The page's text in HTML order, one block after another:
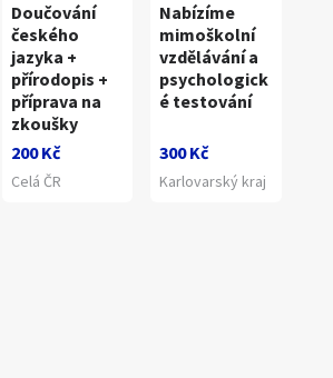
Doučování
českého
jazyka +
přírodopis +
příprava na
zkoušky
200 Kč
Celá ČR
Nabízíme
mimoškolní
vzdělávání a
psychologick
é testování
300 Kč
Karlovarský kraj